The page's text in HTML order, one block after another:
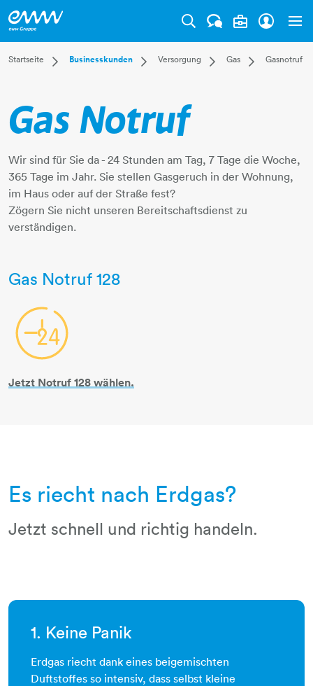
Startseite
Dropdown Startseite
Mehr
Businesskunden
Dropdown Businesskunden
ITandTEL
Versorgung
Dropdown Versorgung
Gas
Dropdown Gas
Gasnotruf
Gas Notruf
Wir sind für Sie da - 24 Stunden am Tag, 7 Tage die Woche,
365 Tage im Jahr. Sie stellen Gasgeruch in der Wohnung,
im Haus oder auf der Straße fest?
​​​​​​​Zögern Sie nicht unseren Bereitschaftsdienst zu
verständigen.​​​​​​​
Gas Notruf 128
24h-uhr
Jetzt Notruf 128 wählen.
Es riecht nach Erdgas?
Jetzt schnell und richtig handeln.
1. Keine Panik
Erdgas riecht dank eines beigemischten
Duftstoffes so intensiv, dass selbst kleine